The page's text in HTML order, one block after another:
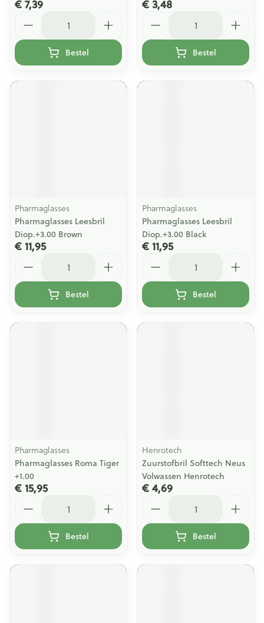
€ 7,39
Bestel
€ 3,48
Bestel
Pharmaglasses
Pharmaglasses Leesbril
Diop.+3.00 Brown
€ 11,95
Bestel
Pharmaglasses
Pharmaglasses Leesbril
Diop.+3.00 Black
€ 11,95
Bestel
Pharmaglasses
Pharmaglasses Roma Tiger
+1.00
€ 15,95
Bestel
Henrotech
Zuurstofbril Softtech Neus
Volwassen Henrotech
€ 4,69
Bestel